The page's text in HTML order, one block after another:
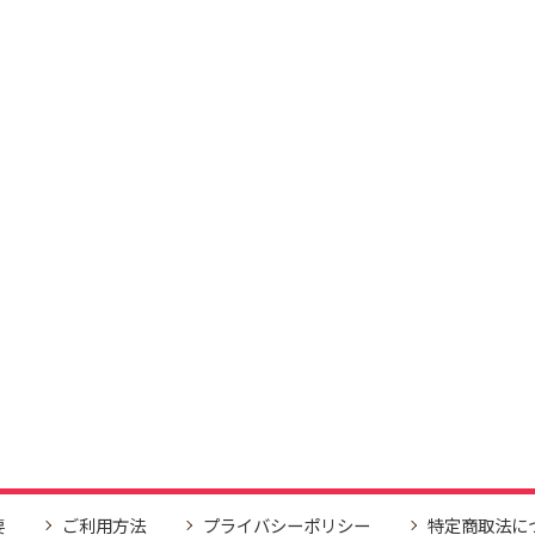
ご利用方法 プライバシーポリシー 特定商取法に